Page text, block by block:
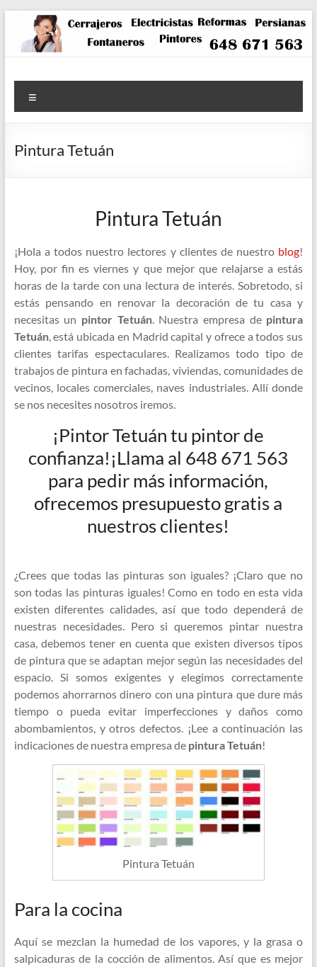
contenido
Pintura Tetuán
Pintura Tetuán
¡Hola a todos nuestro lectores y clientes de nuestro blog!
Hoy, por fin es viernes y que mejor que relajarse a estás
horas de la tarde con una lectura de interés. Sobretodo, si
estás pensando en renovar la decoración de tu casa y
necesitas un pintor Tetuán. Nuestra empresa de pintura
Tetuán, está ubicada en Madrid capital y ofrece a todos sus
clientes tarifas espectaculares. Realizamos todo tipo de
trabajos de pintura en fachadas, viviendas, comunidades de
vecinos, locales comerciales, naves industriales. Allí donde
se nos necesites nosotros iremos.
¡Pintor Tetuán tu pintor de
confianza!¡Llama al 648 671 563
para pedir más información,
ofrecemos presupuesto gratis a
nuestros clientes!
¿Crees que todas las pinturas son iguales? ¡Claro que no
son todas las pinturas iguales! Como en todo en esta vida
existen diferentes calidades, así que todo dependerá de
nuestras necesidades. Pero si queremos pintar nuestra
casa, debemos tener en cuenta que existen diversos tipos
de pintura que se adaptan mejor según las necesidades del
espacio. Si somos exigentes y elegimos correctamente
podemos ahorrarnos dinero con una pintura que dure más
tiempo o pueda evitar imperfecciones y daños como
abombamientos, y otros defectos. ¡Lee a continuación las
indicaciones de nuestra empresa depintura Tetuán!
Pintura Tetuán
Para la cocina
Aquí se mezclan la humedad de los vapores, y la grasa o
salpicaduras de la cocción de alimentos. Así que es mejor